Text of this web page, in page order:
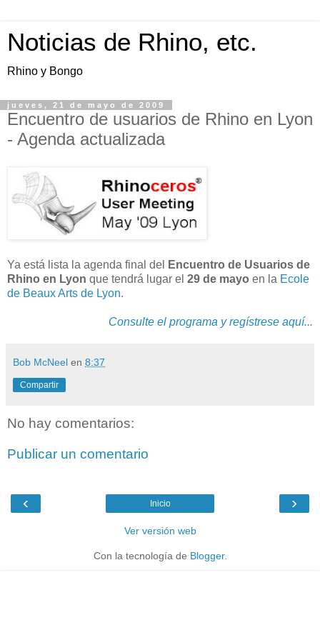
Noticias de Rhino, etc.
Rhino y Bongo
jueves, 21 de mayo de 2009
Encuentro de usuarios de Rhino en Lyon
- Agenda actualizada
Ya está lista la agenda final del
Encuentro de Usuarios de
Rhino en Lyon que tendrá lugar el 29 de mayo en la Ecole
de Beaux Arts de Lyon.
Consulte el programa y regístrese aquí...
Bob McNeel en 8:37
Compartir
No hay comentarios:
Publicar un comentario
‹ ›
Inicio
Ver versión web
Con la tecnología de Blogger.